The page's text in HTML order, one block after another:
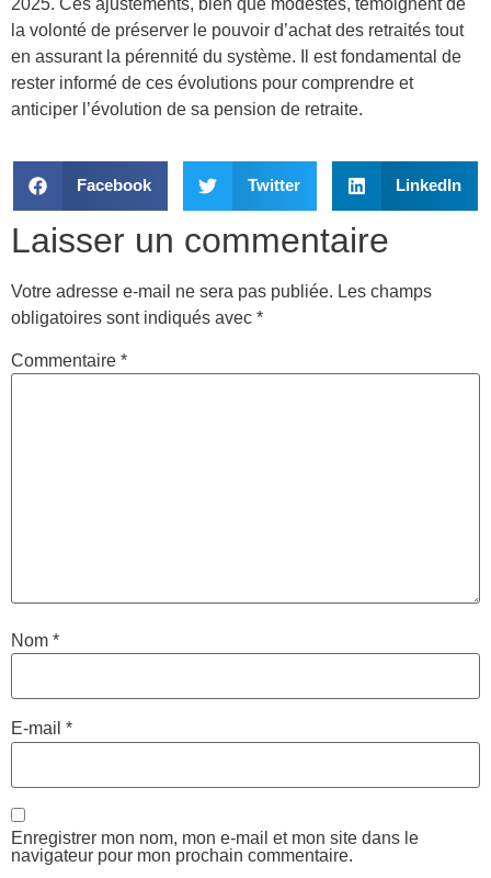
2025. Ces ajustements, bien que modestes, témoignent de
la volonté de préserver le pouvoir d’achat des retraités tout
en assurant la pérennité du système. Il est fondamental de
rester informé de ces évolutions pour comprendre et
anticiper l’évolution de sa pension de retraite.
Facebook Twitter LinkedIn
Laisser un commentaire
Votre adresse e-mail ne sera pas publiée. Les champs
obligatoires sont indiqués avec *
Commentaire *
Nom *
E-mail *
Enregistrer mon nom, mon e-mail et mon site dans le
navigateur pour mon prochain commentaire.